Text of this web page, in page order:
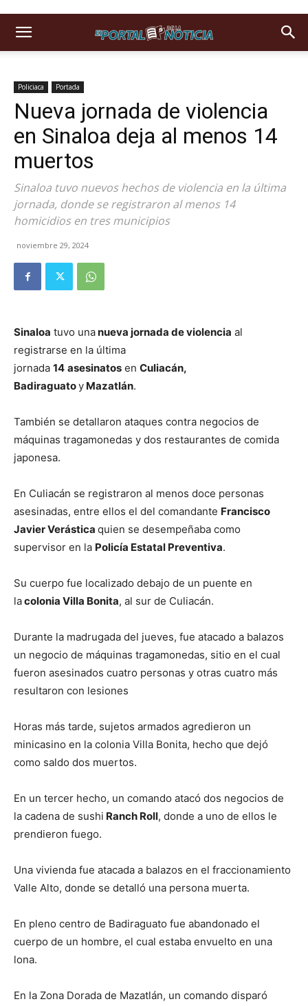
Policiaca Portada
Nueva jornada de violencia
en Sinaloa deja al menos 14
muertos
Sinaloa tuvo nuevos hechos de violencia en la última
jornada, donde se registraron al menos 14
homicidios en tres municipios
noviembre 29, 2024
Sinaloa tuvo unanueva jornada de violencia al
registrarse en la última
jornada 14 asesinatos en Culiacán,
Badiraguatoy Mazatlán.
También se detallaron ataques contra negocios de
máquinas tragamonedas y dos restaurantes de comida
japonesa.
En Culiacán se registraron al menos doce personas
asesinadas, entre ellos el del comandante Francisco
Javier Verástica quien se desempeñaba como
supervisor en la Policía Estatal Preventiva.
Su cuerpo fue localizado debajo de un puente en
lacolonia Villa Bonita, al sur de Culiacán.
Durante la madrugada del jueves, fue atacado a balazos
un negocio de máquinas tragamonedas, sitio en el cual
fueron asesinados cuatro personas y otras cuatro más
resultaron con lesiones
Horas más tarde, sujetos armados agredieron un
minicasino en la colonia Villa Bonita, hecho que dejó
como saldo dos muertos.
En un tercer hecho, un comando atacó dos negocios de
la cadena de sushi Ranch Roll, donde a uno de ellos le
prendieron fuego.
Una vivienda fue atacada a balazos en el fraccionamiento
Valle Alto, donde se detalló una persona muerta.
En pleno centro de Badiraguato fue abandonado el
cuerpo de un hombre, el cual estaba envuelto en una
lona.
En la Zona Dorada de Mazatlán, un comando disparó